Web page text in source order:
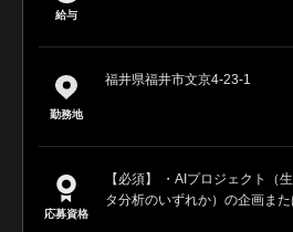
給与
勤務地
福井県福井市文京4-23-1
応募資格
【必須】 ・AIプロジェクト（
タ分析のいずれか）の企画ま